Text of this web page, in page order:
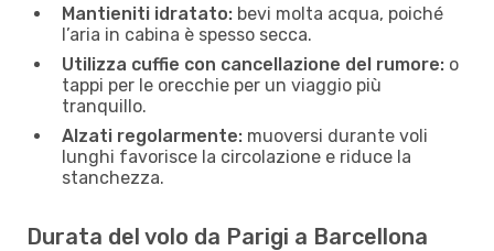
Mantieniti idratato: bevi molta acqua, poiché
l’aria in cabina è spesso secca.
Utilizza cuffie con cancellazione del rumore: o
tappi per le orecchie per un viaggio più
tranquillo.
Alzati regolarmente: muoversi durante voli
lunghi favorisce la circolazione e riduce la
stanchezza.
Durata del volo da Parigi a Barcellona